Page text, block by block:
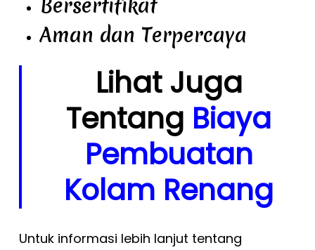
Bersertifikat
Aman dan Terpercaya
Lihat Juga
Tentang Biaya
Pembuatan
Kolam Renang
Untuk informasi lebih lanjut tentang